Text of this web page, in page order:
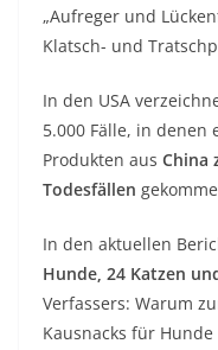
„Aufreger und
Klatsch- und
In den USA
5.000 Fälle, in denen
Produkten aus China
Todesfällen
In den aktuellen
Hunde, 24 Katzen
Verfassers: Warum
Kausnacks für